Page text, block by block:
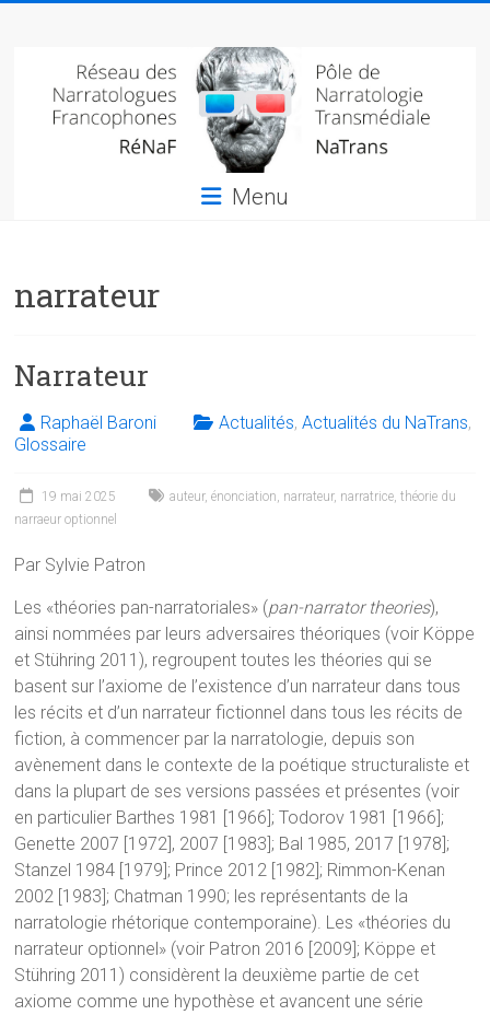
Réseau
des
narratologues
francophone
de
narratologie
(NaTrans)
Menu
narrateur
Narrateur
Raphaël Baroni Actualités,Actualités du NaTrans,
Glossaire
19 mai 2025 auteur,énonciation, narrateur, narratrice,théorie du
narraeur optionnel
Par Sylvie Patron
Les «théories pan-narratoriales» (pan-narrator theories),
ainsi nommées par leurs adversaires théoriques (voir Köppe
et Stühring 2011), regroupent toutes les théories qui se
basent sur l’axiome de l’existence d’un narrateur dans tous
les récits et d’un narrateur fictionnel dans tous les récits de
fiction, à commencer par la narratologie, depuis son
avènement dans le contexte de la poétique structuraliste et
dans la plupart de ses versions passées et présentes (voir
en particulier Barthes 1981 [1966]; Todorov 1981 [1966];
Genette 2007 [1972], 2007 [1983]; Bal 1985, 2017 [1978];
Stanzel 1984 [1979]; Prince 2012 [1982]; Rimmon-Kenan
2002 [1983]; Chatman 1990; les représentants de la
narratologie rhétorique contemporaine). Les «théories du
narrateur optionnel» (voir Patron 2016 [2009]; Köppe et
Stühring 2011) considèrent la deuxième partie de cet
axiome comme une hypothèse et avancent une série